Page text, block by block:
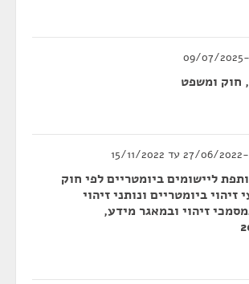
חוק ומשפט
ליישומים ביומטריים לפי חוק
ביומטריים ונותני זיהוי
זיהוי ובמאגר מידע,